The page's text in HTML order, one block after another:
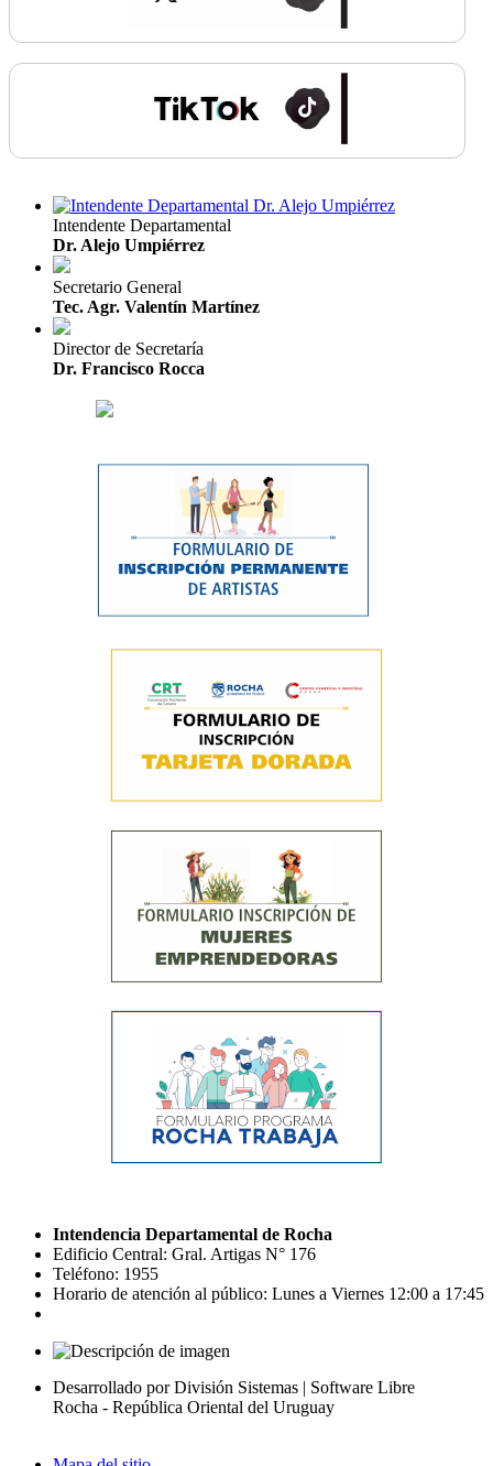
Intendente Departamental
Dr. Alejo Umpiérrez
Secretario General
Tec. Agr. Valentín Martínez
Director de Secretaría
Dr. Francisco Rocca
Intendencia Departamental de Rocha
Edificio Central: Gral. Artigas N° 176
Teléfono: 1955
Horario de atención al público: Lunes a Viernes 12:00 a 17:45
Desarrollado por División Sistemas | Software Libre
Rocha - República Oriental del Uruguay